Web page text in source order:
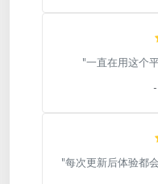
"一直在用这个
-
"每次更新后体验都